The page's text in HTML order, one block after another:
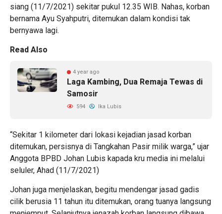
siang (11/7/2021) sekitar pukul 12.35 WIB. Nahas, korban
bernama Ayu Syahputri, ditemukan dalam kondisi tak
bernyawa lagi.
Read Also
4 year ago
Laga Kambing, Dua Remaja Tewas di
Samosir
594 Ika Lubis
“Sekitar 1 kilometer dari lokasi kejadian jasad korban
ditemukan, persisnya di Tangkahan Pasir milik warga,” ujar
Anggota BPBD Johan Lubis kapada kru media ini melalui
seluler, Ahad (11/7/2021)
Johan juga menjelaskan, begitu mendengar jasad gadis
cilik berusia 11 tahun itu ditemukan, orang tuanya langsung